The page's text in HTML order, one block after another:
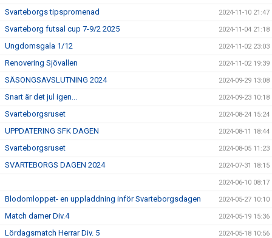
Svarteborgs tipspromenad 2024-11-10 21:47
Svarteborg futsal cup 7-9/2 2025 2024-11-04 21:18
Ungdomsgala 1/12 2024-11-02 23:03
Renovering Sjövallen 2024-11-02 19:39
SÄSONGSAVSLUTNING 2024 2024-09-29 13:08
Snart är det jul igen... 2024-09-23 10:18
Svarteborgsruset 2024-08-24 15:24
UPPDATERING SFK DAGEN 2024-08-11 18:44
Svarteborgsruset 2024-08-05 11:23
SVARTEBORGS DAGEN 2024 2024-07-31 18:15
2024-06-10 08:17
Blodomloppet- en uppladdning inför Svarteborgsdagen 2024-05-27 10:10
Match damer Div.4 2024-05-19 15:36
Lördagsmatch Herrar Div. 5 2024-05-18 10:56